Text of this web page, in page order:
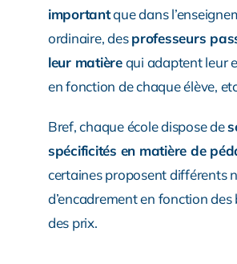
importantque dans
ordinaire, desprofesseurs
leur matièrequi adaptent leur
en fonction de chaque élève,
Bref, chaque école dispose de
spécificités en matière de
certaines proposent différents
d’encadrement en fonction des
des prix.